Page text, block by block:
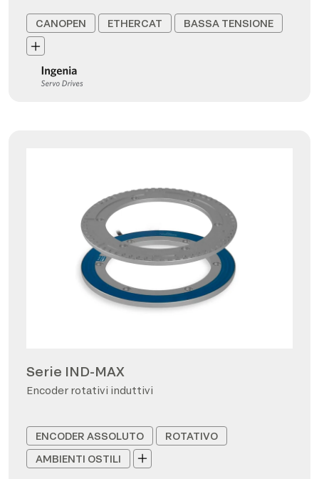
CANOPEN ETHERCAT BASSA TENSIONE
Serie IND-MAX
Encoder rotativi induttivi
ENCODER ASSOLUTO
ROTATIVO
AMBIENTI OSTILI